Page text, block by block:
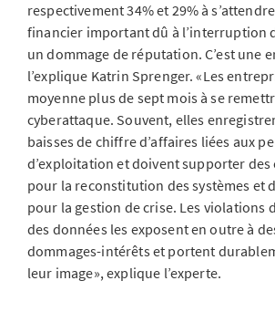
respectivement 34% et 29% à
financier important dû à l’interruption
un dommage de réputation. C’est une
l’explique Katrin Sprenger. «Les
moyenne plus de sept mois à se
cyberattaque. Souvent, elles
baisses de chiffre d’affaires liées aux
d’exploitation et doivent supporter des
pour la reconstitution des systèmes et
pour la gestion de crise. Les violations
des données les exposent en outre à
dommages-intérêts et portent
leur image», explique l’experte.